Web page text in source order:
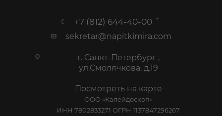
+7 (812) 644-40-00
sekretar@napitkimira.com
г. Санкт-Петербург ,
ул.Смолячкова, д.19
Посмотреть на карте
ООО «Калейдоскоп»
ИНН 7802833271 ОГРН 1137847296267